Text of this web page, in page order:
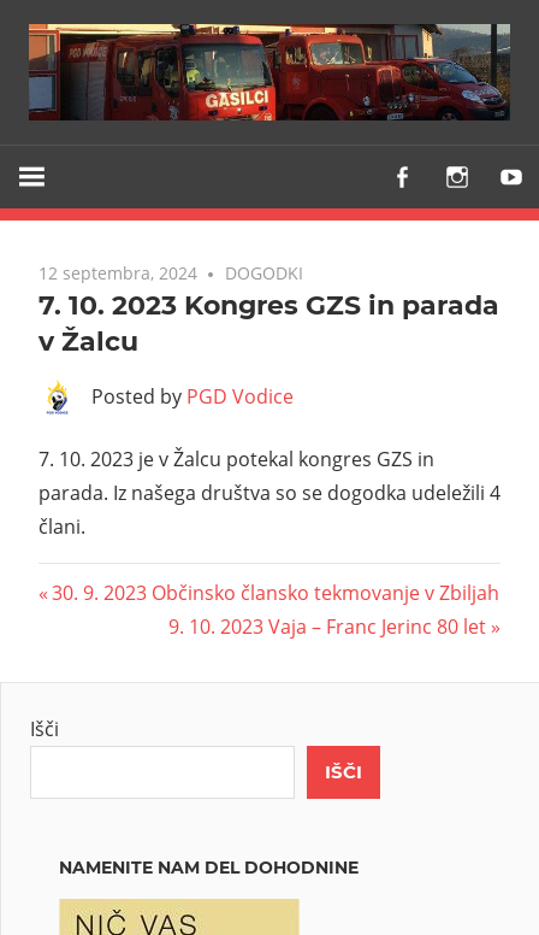
VODICE
vami
že
1903
12 septembra, 2024 DOGODKI
7. 10. 2023 Kongres GZS in parada
v Žalcu
Posted by PGD Vodice
7. 10. 2023 je v Žalcu potekal kongres GZS in
parada. Iz našega društva so se dogodka udeležili 4
člani.
30. 9. 2023 Občinsko člansko tekmovanje v Zbiljah
9. 10. 2023 Vaja – Franc Jerinc 80 let
Išči
IŠČI
NAMENITE NAM DEL DOHODNINE